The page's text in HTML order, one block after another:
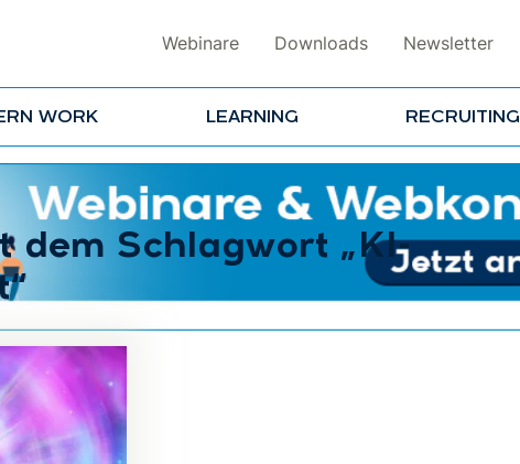
Webinare Downloads Newsletter
WORK LEARNING RECRUITING
dem Schlagwort „KI-